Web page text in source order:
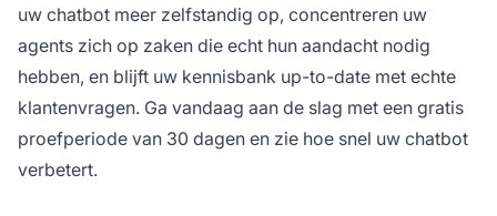
uw chatbot meer zelfstandig op, concentreren uw
agents zich op zaken die echt hun aandacht nodig
hebben, en blijft uw kennisbank up-to-date met echte
klantenvragen. Ga vandaag aan de slag met een gratis
proefperiode van 30 dagen en zie hoe snel uw chatbot
verbetert.